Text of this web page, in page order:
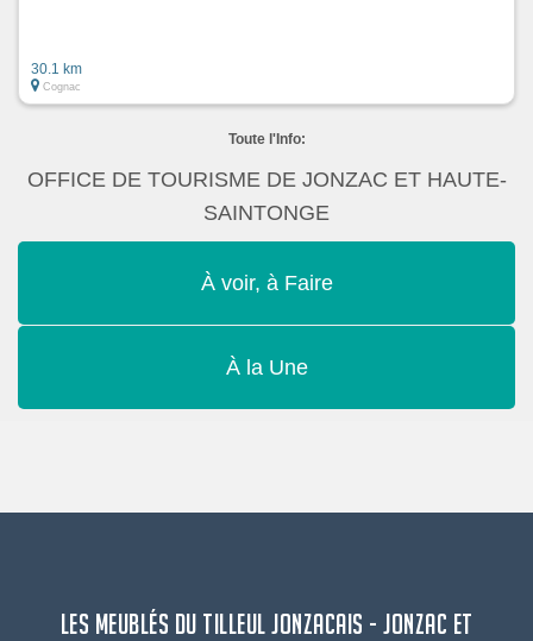
30.1 km
Cognac
Toute l'Info:
OFFICE DE TOURISME DE JONZAC ET HAUTE-
SAINTONGE
À voir, à Faire
À la Une
LES MEUBLÉS DU TILLEUL JONZACAIS - JONZAC ET